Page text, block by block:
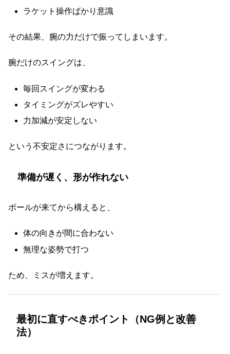
ラケット操作ばかり意識
その結果、腕の力だけで振ってしまいます。
腕だけのスイングは、
毎回スイングが変わる
タイミングがズレやすい
力加減が安定しない
という不安定さにつながります。
準備が遅く、形が作れない
ボールが来てから構えると、
体の向きが間に合わない
無理な姿勢で打つ
ため、ミスが増えます。
最初に直すべきポイント（NG例と改善
法）